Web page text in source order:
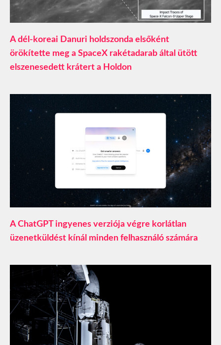
A dél-koreai Danuri holdszonda elsőként
örökítette meg a SpaceX rakétadarab által ütött
elszenesedett krátert a Holdon
A ChatGPT ingyenes verziója végre korlátlan
üzenetküldést kínál minden felhasználó számára